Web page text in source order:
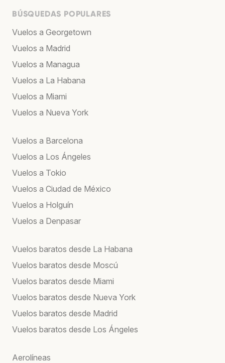
BÚSQUEDAS POPULARES
Vuelos a Georgetown
Vuelos a Madrid
Vuelos a Managua
Vuelos a La Habana
Vuelos a Miami
Vuelos a Nueva York
Vuelos a Barcelona
Vuelos a Los Ángeles
Vuelos a Tokio
Vuelos a Ciudad de México
Vuelos a Holguín
Vuelos a Denpasar
Vuelos baratos desde La Habana
Vuelos baratos desde Moscú
Vuelos baratos desde Miami
Vuelos baratos desde Nueva York
Vuelos baratos desde Madrid
Vuelos baratos desde Los Ángeles
Aerolíneas